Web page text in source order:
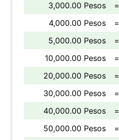
3,000.00 Pesos
=
4,000.00 Pesos
=
5,000.00 Pesos
=
10,000.00 Pesos
=
20,000.00 Pesos
=
30,000.00 Pesos
=
40,000.00 Pesos
=
50,000.00 Pesos
=